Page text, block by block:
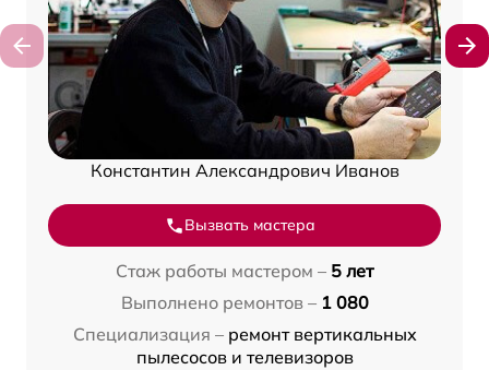
Константин Александрович Иванов
Вызвать мастера
Стаж работы мастером – 5 лет
Выполнено ремонтов – 1 080
Специализация – ремонт вертикальных
пылесосов и телевизоров